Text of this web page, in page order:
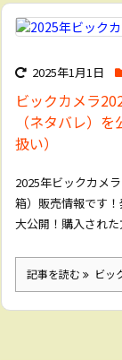
2025年1月1日
ビックカメラ
（ネタバレ）
扱い）
2025年ビックカメ
箱）販売情報です
大公開！購入され
記事を読む ビッ